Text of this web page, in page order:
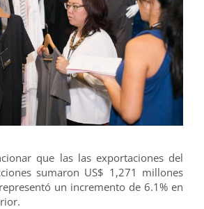
que las las exportaciones del
sumaron US$ 1,271 millones
un incremento de 6.1% en